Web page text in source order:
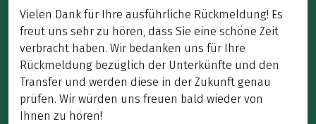
Vielen Dank für Ihre ausführliche Rückmeldung! Es
freut uns sehr zu hören, dass Sie eine schöne Zeit
verbracht haben. Wir bedanken uns für Ihre
Rückmeldung bezüglich der Unterkünfte und den
Transfer und werden diese in der Zukunft genau
prüfen. Wir würden uns freuen bald wieder von
Ihnen zu hören!